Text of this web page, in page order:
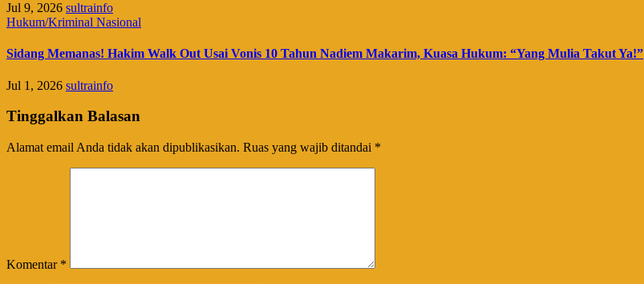
Jul 9, 2026 sultrainfo
Hukum/Kriminal Nasional
Sidang Memanas! Hakim Walk Out Usai Vonis 10 Tahun Nadiem Makarim, Kuasa Hukum: “Yang Mulia Takut Ya!”
Jul 1, 2026 sultrainfo
Tinggalkan Balasan
Alamat email Anda tidak akan dipublikasikan. Ruas yang wajib ditandai *
Komentar *